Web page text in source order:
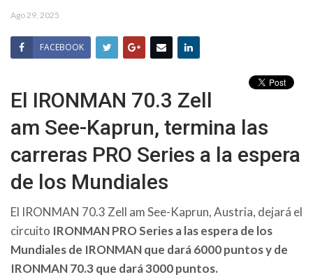
Ago 29, 2025
FACEBOOK
El IRONMAN 70.3 Zell
am See-Kaprun, termina las
carreras PRO Series a la espera
de los Mundiales
El IRONMAN 70.3 Zell am See-Kaprun, Austria, dejará el
circuito IRONMAN PRO Series a las espera de los
Mundiales de IRONMAN que dará 6000 puntos y de
IRONMAN 70.3 que dará 3000 puntos.